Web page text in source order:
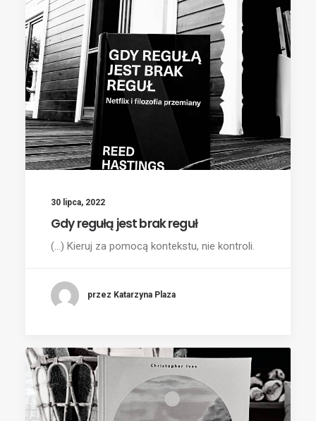
30 lipca, 2022
Gdy regułą jest brak reguł
(...) Kieruj za pomocą kontekstu, nie kontroli.
przez Katarzyna Plaza